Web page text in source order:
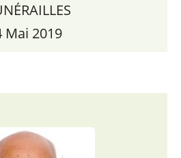
Mai 2019